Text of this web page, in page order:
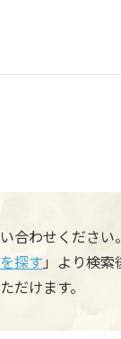
合わせください。
探す」より検索
だけます。